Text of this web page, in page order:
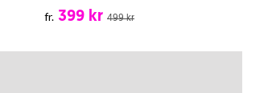
fr. 399 kr 499 kr